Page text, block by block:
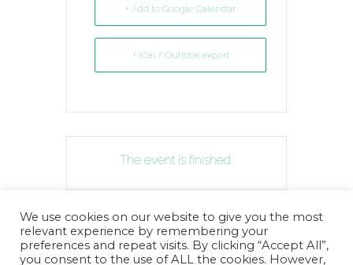
+ Add to Google Calendar
+ iCal / Outlook export
The event is finished.
© 2026Futboldetaula.cat . All Rights Reserved.
We use cookies on our website to give you the most
relevant experience by remembering your
preferences and repeat visits. By clicking “Accept All”,
you consent to the use of ALL the cookies. However,